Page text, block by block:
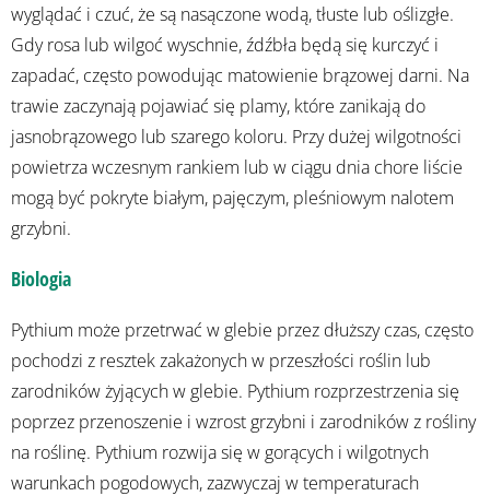
wyglądać i czuć, że są nasączone wodą, tłuste lub oślizgłe.
Gdy rosa lub wilgoć wyschnie, źdźbła będą się kurczyć i
zapadać, często powodując matowienie brązowej darni. Na
trawie zaczynają pojawiać się plamy, które zanikają do
jasnobrązowego lub szarego koloru. Przy dużej wilgotności
powietrza wczesnym rankiem lub w ciągu dnia chore liście
mogą być pokryte białym, pajęczym, pleśniowym nalotem
grzybni.
Biologia
Pythium może przetrwać w glebie przez dłuższy czas, często
pochodzi z resztek zakażonych w przeszłości roślin lub
zarodników żyjących w glebie. Pythium rozprzestrzenia się
poprzez przenoszenie i wzrost grzybni i zarodników z rośliny
na roślinę. Pythium rozwija się w gorących i wilgotnych
warunkach pogodowych, zazwyczaj w temperaturach